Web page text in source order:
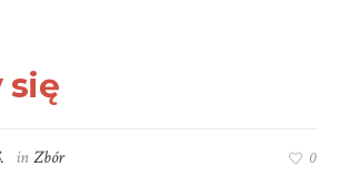
się
inZbór 0